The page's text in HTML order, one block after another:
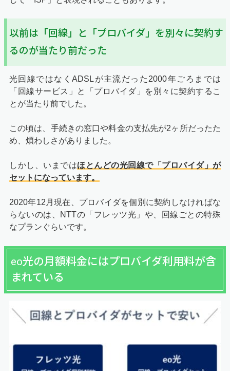
以前は「回線」と「プロバイダ」を別々に契約す
るのが当たり前だった
光回線ではなくADSLが主流だった2000年ごろまでは
「回線サービス」と「プロバイダ」を別々に契約するこ
とが当たり前でした。
この頃は、手続きの窓口や料金の支払先が2ヶ所だったた
め、煩わしさがありました。
しかし、いまではほとんどの光回線で「プロバイダ」が
セットになっています。
2020年12月現在、プロバイダを個別に契約しなければな
らないのは、NTTの「フレッツ光」や、回線ごとの特殊
なプランぐらいです。
eo光の月額料金にはプロバイダ利用料が含
まれている